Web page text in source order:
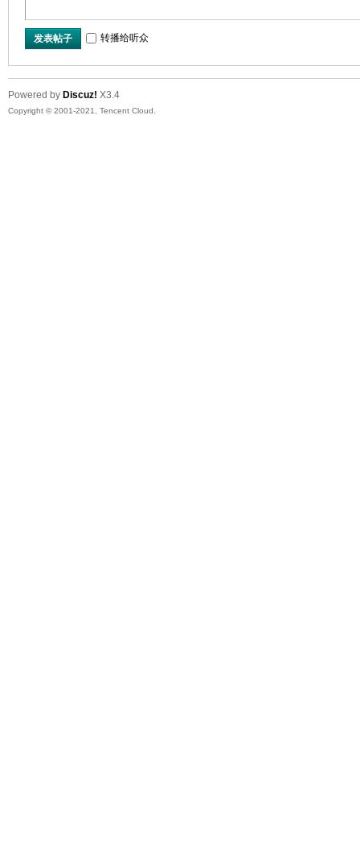
发表帖子 转播给听众
Powered by Discuz! X3.4
Copyright © 2001-2021, Tencent Cloud.